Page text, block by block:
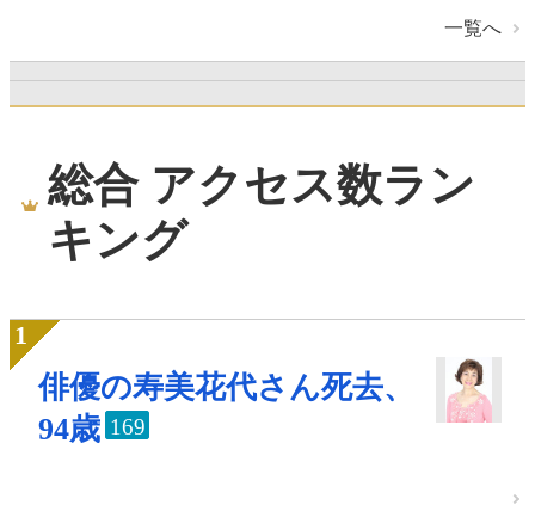
一覧へ
総合 アクセス数ラン
キング
俳優の寿美花代さん死去、
94歳 169